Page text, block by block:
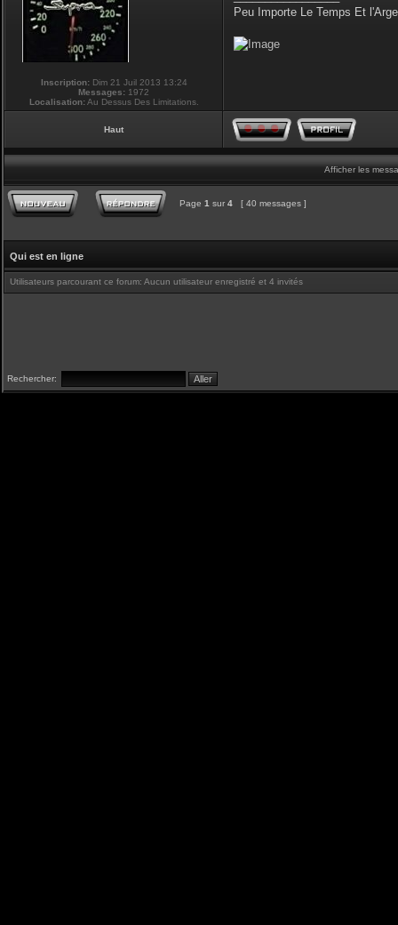
Inscription:Dim 21 Juil 2013 13:24
Messages: 1972
Localisation:Au Dessus Des Limitations.
Peu Importe Le Temps Et
Haut
Afficher les
Page 1 sur 4 [ 40 messages ]
Qui est en ligne
Utilisateurs parcourant ce forum: Aucun utilisateur enregistré et 4 invités
Rechercher: